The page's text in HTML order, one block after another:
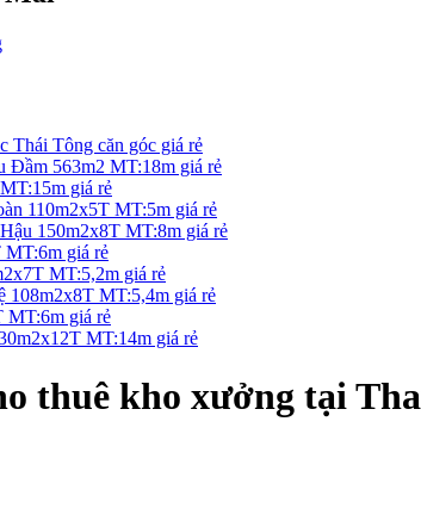
Thái Tông căn góc giá rẻ
Đầm 563m2 MT:18m giá rẻ
giá rẻ
110m2x5T MT:5m giá rẻ
150m2x8T MT:8m giá rẻ
MT:6m giá rẻ
MT:5,2m giá rẻ
108m2x8T MT:5,4m giá rẻ
MT:6m giá rẻ
MT:14m giá rẻ
thuê kho xưởng tại